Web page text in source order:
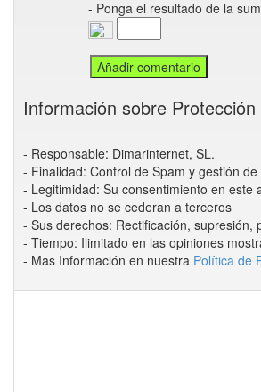
- Ponga el resultado de la
Información sobre
- Responsable: Dimarinternet, SL.
- Finalidad: Control de Spam y gestión
- Legitimidad: Su consentimiento en este
- Los datos no se cederan a terceros
- Sus derechos: Rectificación, supresión,
- Tiempo: Ilimitado en las opiniones
- Mas Información en nuestra Política de